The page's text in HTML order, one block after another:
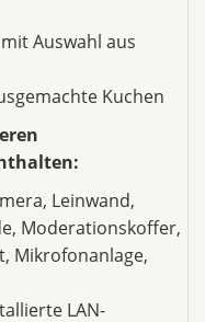
Auswahl aus
Kuchen
Leinwand,
Moderationskoffer,
Mikrofonanlage,
LAN-